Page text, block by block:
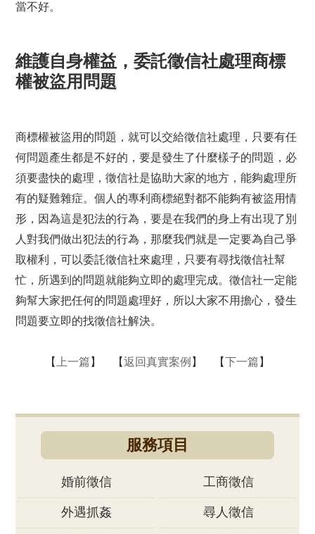
當不好。
維護自身權益，委託徵信社處理商標
權被盜用問題
商標權被盜用的問題，就可以交給徵信社處理，只要有任
何問題產生都是不好的，要是發生了什麼樣子的問題，必
須要盡快的處理，徵信社是協助大家的地方，能夠處理所
有的疑難雜症。個人的專利商標絕對都不能夠有被盜用情
形，因為這是犯法的行為，要是在我們的身上有出現了別
人對我們做出犯法的行為，那麼我們就是一定要為自己爭
取權利，可以委託徵信社來處理，只要有尋找徵信社幫
忙，所遇到的問題就能夠立即的處理完成。徵信社一定能
夠幫大家把任何的問題處理好，所以大家不用擔心，發生
問題要立即的找徵信社解決。
【 上一篇 】 【返回真實案例 】 【下一篇 】
服務項目
婚前徵信 工商徵信
外遇抓姦 尋人徵信